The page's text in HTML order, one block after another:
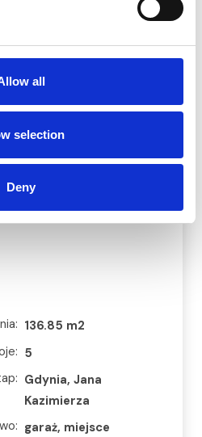
all
selection
Deny
B>
136.85 m2
5
Gdynia, Jana
Kazimierza
garaż, miejsce
przetwarzanie
przeze mnie